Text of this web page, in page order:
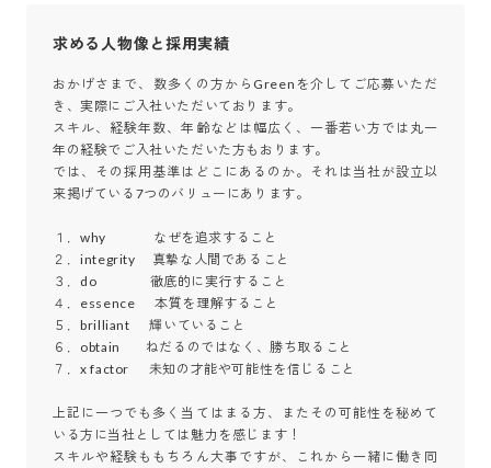
求める人物像と採用実績
おかげさまで、数多くの方からGreenを介してご応募いただ
き、実際にご入社いただいております。
スキル、経験年数、年齢などは幅広く、一番若い方では丸一
年の経験でご入社いただいた方もおります。
では、その採用基準はどこにあるのか。それは当社が設立以
来掲げている7つのバリューにあります。
１．why　　　  なぜを追求すること
２．integrity　 真摯な人間であること
３．do　　 　   徹底的に実行すること
４．essence　  本質を理解すること
５．brilliant　  輝いていること
６．obtain    　ねだるのではなく、勝ち取ること
７．x factor　  未知の才能や可能性を信じること
上記に一つでも多く当てはまる方、またその可能性を秘めて
いる方に当社としては魅力を感じます！
スキルや経験ももちろん大事ですが、これから一緒に働き同